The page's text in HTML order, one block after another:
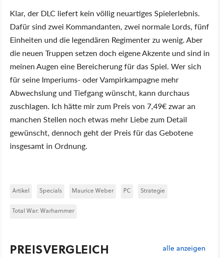
Klar, der DLC liefert kein völlig neuartiges Spielerlebnis.
Dafür sind zwei Kommandanten, zwei normale Lords, fünf
Einheiten und die legendären Regimenter zu wenig. Aber
die neuen Truppen setzen doch eigene Akzente und sind in
meinen Augen eine Bereicherung für das Spiel. Wer sich
für seine Imperiums- oder Vampirkampagne mehr
Abwechslung und Tiefgang wünscht, kann durchaus
zuschlagen. Ich hätte mir zum Preis von 7,49€ zwar an
manchen Stellen noch etwas mehr Liebe zum Detail
gewünscht, dennoch geht der Preis für das Gebotene
insgesamt in Ordnung.
Artikel Specials Maurice Weber PC Strategie
Total War: Warhammer
PREISVERGLEICH alle anzeigen